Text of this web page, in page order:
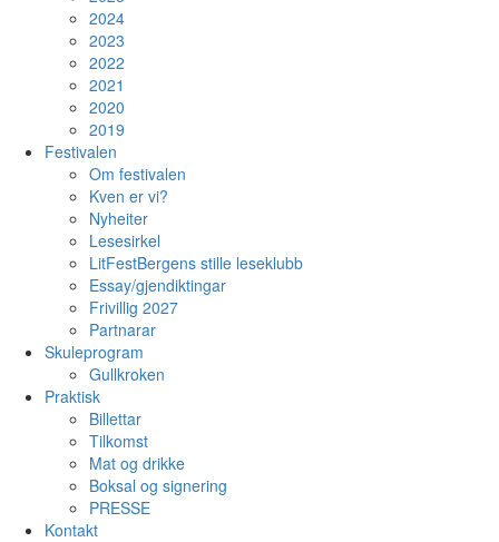
2024
2023
2022
2021
2020
2019
Festivalen
Om festivalen
Kven er vi?
Nyheiter
Lesesirkel
LitFestBergens stille leseklubb
Essay/gjendiktingar
Frivillig 2027
Partnarar
Skuleprogram
Gullkroken
Praktisk
Billettar
Tilkomst
Mat og drikke
Boksal og signering
PRESSE
Kontakt